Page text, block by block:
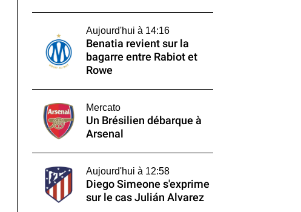
Aujourd'hui à 14:16
Benatia revient sur la
bagarre entre Rabiot et
Rowe
Mercato
Un Brésilien débarque à
Arsenal
Aujourd'hui à 12:58
Diego Simeone s'exprime
sur le cas Julián Alvarez